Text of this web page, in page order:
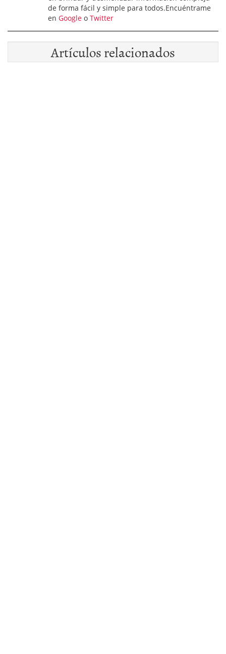
de forma fácil y simple para todos.Encuéntrame
en Google o Twitter
Artículos relacionados